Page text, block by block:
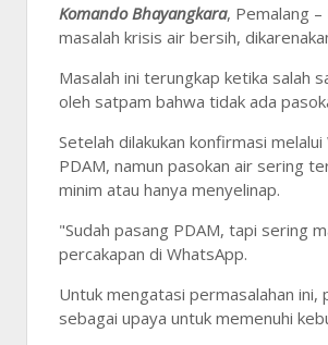
Komando Bhayangkara, Pemalang
masalah krisis air bersih,
Masalah ini terungkap ketika salah
oleh satpam bahwa tidak ada
Setelah dilakukan konfirmasi
PDAM, namun pasokan air sering
minim atau hanya menyelinap.
"Sudah pasang PDAM, tapi sering
percakapan di WhatsApp.
Untuk mengatasi permasalahan ini,
sebagai upaya untuk memenuhi